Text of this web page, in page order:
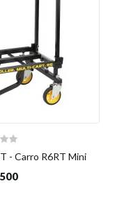
- Carro R6RT Mini